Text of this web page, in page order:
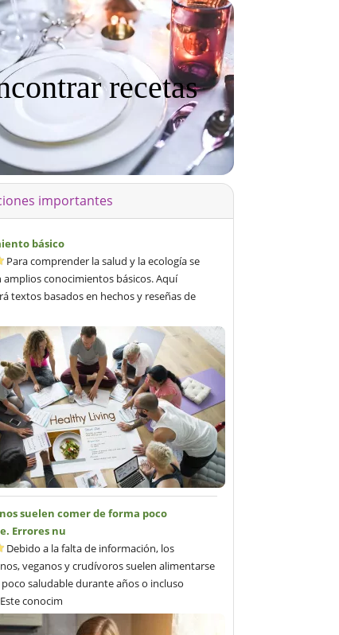
recetas
importantes
básico
Para comprender la salud y la ecología se
amplios conocimientos básicos. Aquí
textos basados en hechos y reseñas de
suelen comer de forma poco
Errores nu
Debido a la falta de información, los
veganos y crudívoros suelen alimentarse
saludable durante años o incluso
conocim